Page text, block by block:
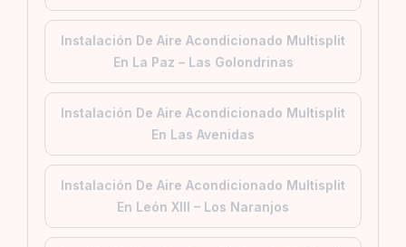
Instalación De Aire Acondicionado Multisplit
En La Paz – Las Golondrinas
Instalación De Aire Acondicionado Multisplit
En Las Avenidas
Instalación De Aire Acondicionado Multisplit
En León XIII – Los Naranjos